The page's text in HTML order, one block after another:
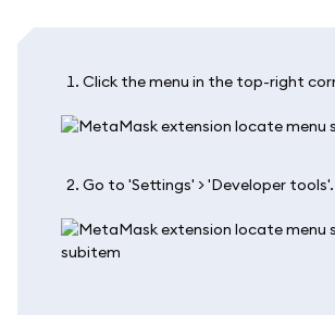
Click the menu in the top-right
Go to 'Settings' > 'Developer tools'.